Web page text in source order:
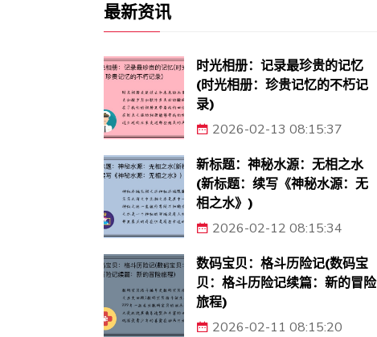
最新资讯
时光相册：记录最珍贵的记忆
(时光相册：珍贵记忆的不朽记
录)
2026-02-13 08:15:37
新标题：神秘水源：无相之水
(新标题：续写《神秘水源：无
相之水》)
2026-02-12 08:15:34
数码宝贝：格斗历险记(数码宝
贝：格斗历险记续篇：新的冒险
旅程)
2026-02-11 08:15:20